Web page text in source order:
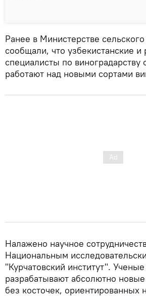
Ранее в Министерстве сельского
сообщали, что узбекистанские и
специалисты по виноградарству
работают над новыми сортами
Налажено научное
Национальным
"Курчатовский институт".
разрабатывают абсолютно
без косточек, ориентированных